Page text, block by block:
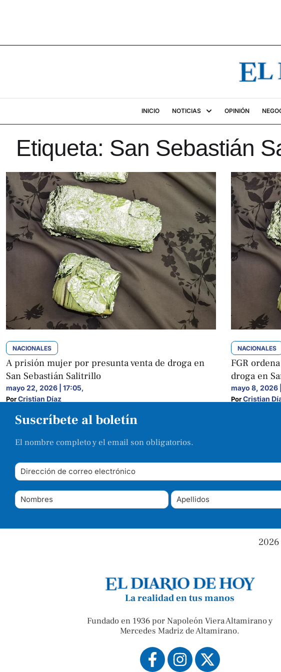
INICIO NOTICIAS OPINIÓN
Etiqueta: San Sebastián
NACIONALES
A prisión mujer por presunta venta de droga en
San Sebastián Salitrillo
mayo 22, 2026 | 17:05,
Por Cristian Díaz
NACIONALES
FGR
droga en
mayo 8, 2026
Por Cristian
Suscríbete al boletín
El nombre completo y el email son obligatorios.
La realidad en tus manos
Fundado en 1936 por Napoleón Viera Altamirano y
Mercedes Madriz de Altamirano.